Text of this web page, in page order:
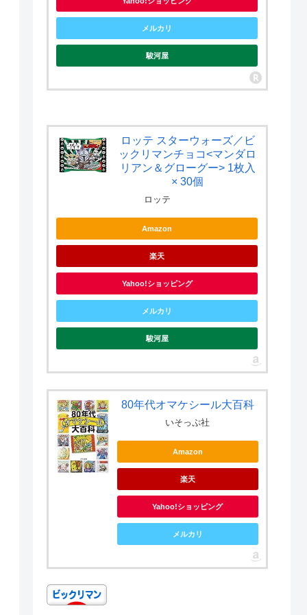
メルカリ
駿河屋
ロッテ スターウォーズ／ビ
ックリマンチョコ<マンダロ
リアン＆グローグー> 1枚入
× 30個
ロッテ
Amazon
楽天
Yahoo!ショッピング
メルカリ
駿河屋
80年代オマケシール大百科
いそっぷ社
Amazon
楽天
Yahoo!ショッピング
メルカリ